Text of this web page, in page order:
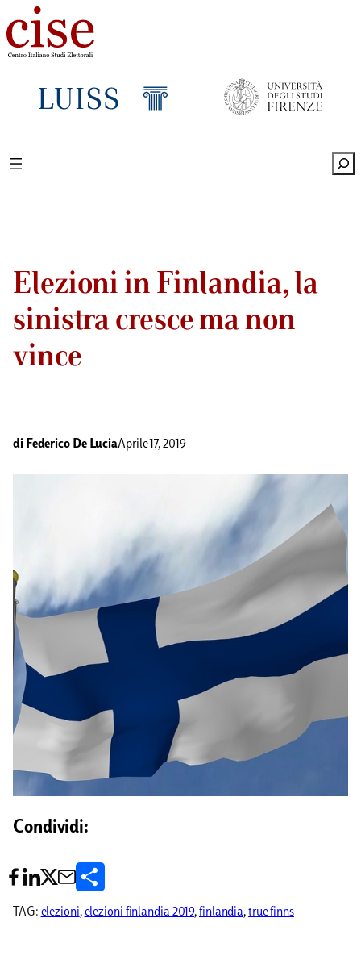
Elezioni in Finlandia, la
sinistra cresce ma non
vince
di Federico De LuciaAprile 17, 2019
Condividi:
o
TAG: elezioni, elezioni finlandia 2019, finlandia, true finns